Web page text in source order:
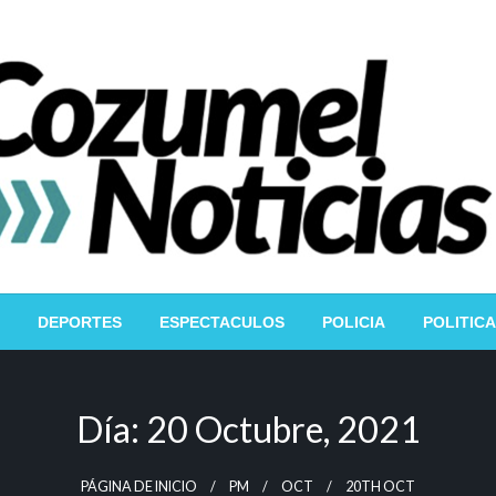
DEPORTES ESPECTACULOS POLICIA POLITICA
Día: 20 Octubre, 2021
PÁGINA DE INICIO PM OCT 20TH OCT